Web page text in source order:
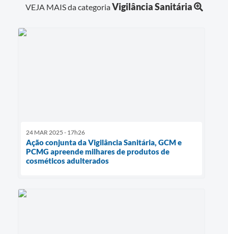
VEJA MAIS da categoriaVigilância Sanitária
24 MAR 2025 - 17h26
Ação conjunta da Vigilância Sanitária, GCM e
PCMG apreende milhares de produtos de
cosméticos adulterados